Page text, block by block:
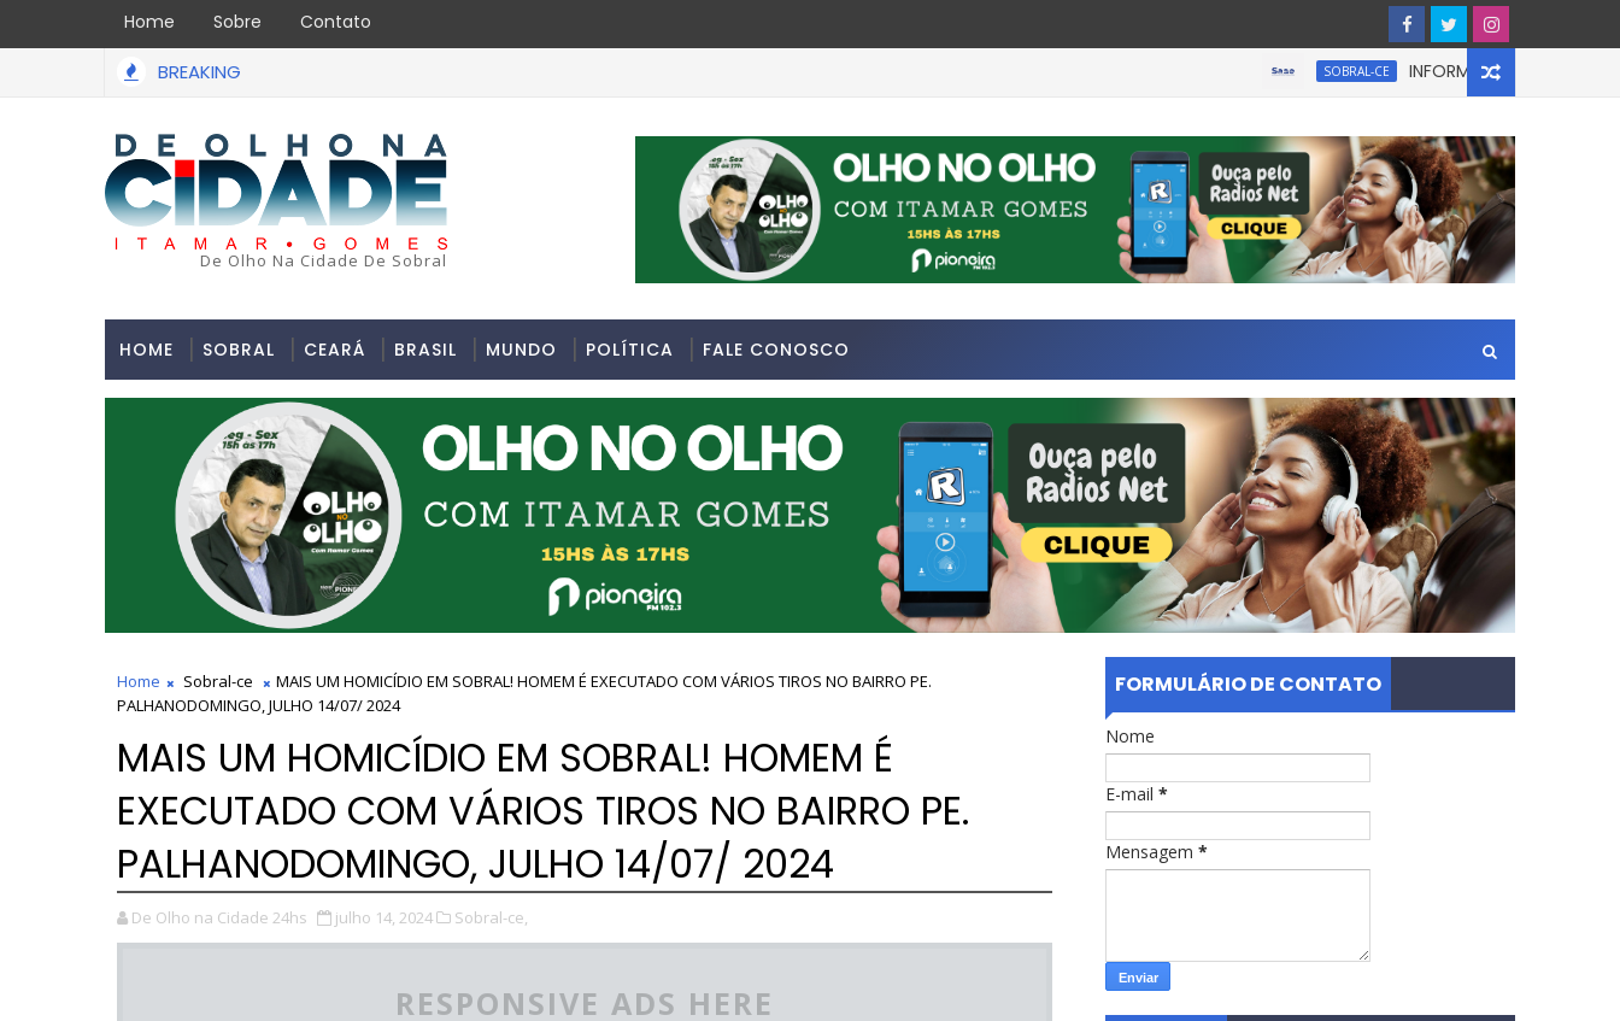
Home Sobre Contato
BREAKING SOBRAL-CE INFORMATIVO À IMPRENSA
De Olho Na Cidade De Sobral
HOME SOBRAL CEARÁ BRASIL MUNDO POLÍTICA FALE CONOSCO
Home Sobral-ce
MAIS UM HOMICÍDIO EM SOBRAL! HOMEM É EXECUTADO COM VÁRIOS TIROS NO BAIRRO PE.
PALHANODOMINGO, JULHO 14/07/ 2024
MAIS UM HOMICÍDIO EM SOBRAL! HOMEM É
EXECUTADO COM VÁRIOS TIROS NO BAIRRO PE.
PALHANODOMINGO, JULHO 14/07/ 2024
De Olho na Cidade 24hs julho 14, 2024 Sobral-ce,
RESPONSIVE ADS HERE
FORMULÁRIO DE CONTATO
Nome
E-mail *
Mensagem *